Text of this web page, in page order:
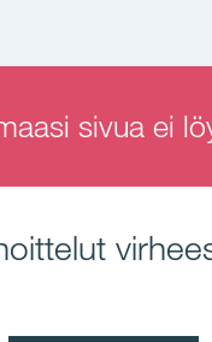
sivua ei